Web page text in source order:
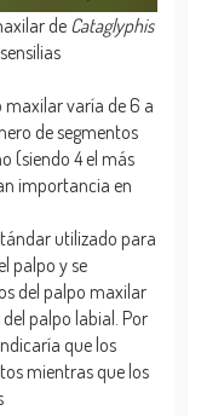
de Cataglyphis
maxilar varía de 6 a
de segmentos
(siendo 4 el más
importancia en
utilizado para
palpo y se
del palpo maxilar
palpo labial. Por
que los
mientras que los